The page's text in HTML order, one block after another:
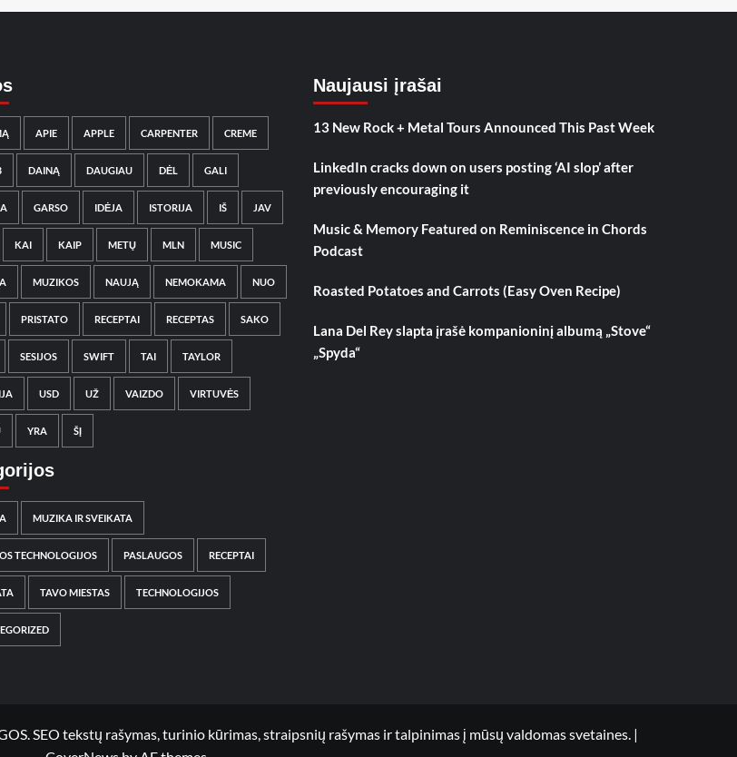
APIE APPLE CARPENTER CREME
DAINĄ DAUGIAU DĖL GALI
GARSO IDĖJA ISTORIJA IŠ JAV
KAI KAIP METŲ MLN MUSIC
MUZIKOS NAUJĄ NEMOKAMA NUO
PRISTATO RECEPTAI RECEPTAS SAKO
SESIJOS SWIFT TAI TAYLOR
USD UŽ VAIZDO VIRTUVĖS
YRA ŠĮ
MUZIKA IR SVEIKATA
TECHNOLOGIJOS PASLAUGOS RECEPTAI
TAVO MIESTAS TECHNOLOGIJOS
Naujausi įrašai
13 New Rock + Metal Tours Announced This Past Week
LinkedIn cracks down on users posting ‘AI slop’ after
previously encouraging it
Music & Memory Featured on Reminiscence in Chords
Podcast
Roasted Potatoes and Carrots (Easy Oven Recipe)
Lana Del Rey slapta įrašė kompanioninį albumą „Stove“
„Spyda“
SEO tekstų rašymas, turinio kūrimas, straipsnių rašymas ir talpinimas į mūsų valdomas svetaines. |